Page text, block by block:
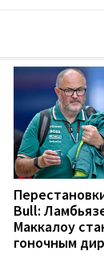
Bull:
Маккалоу
гоночным